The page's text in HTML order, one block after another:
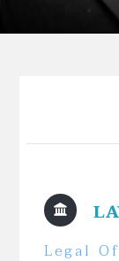
Legal